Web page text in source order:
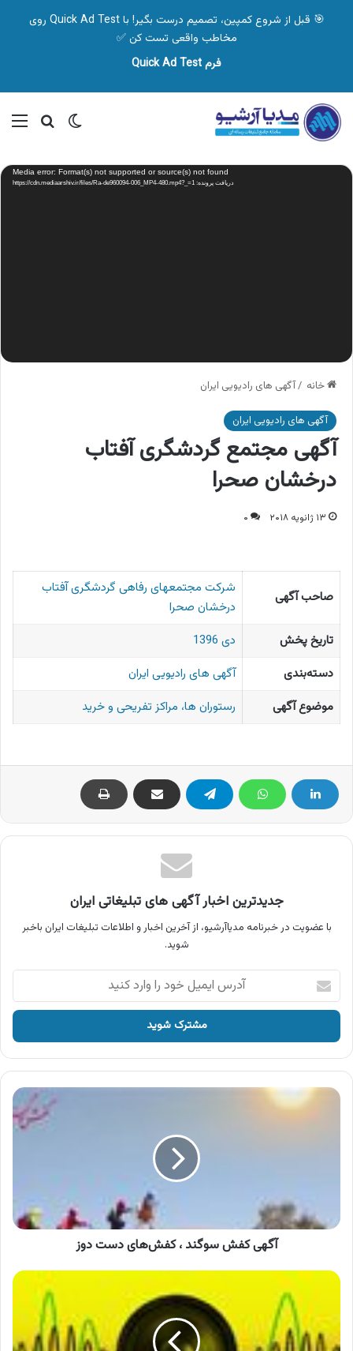
🎯 قبل از شروع کمپین، تصمیم درست بگیر! با Quick Ad Test روی
مخاطب واقعی تست کن ✅
فرم Quick Ad Test
تغییر پوسته
نمایشگر
ویدیو Media error: Format(s) not supported or source(s) not found
دریافت پرونده: https://cdn.mediaarshiv.ir/files/Ra-de960094-006_MP4-480.mp4?_=1
خانه /آگهی های رادیویی ایران
آگهی های رادیویی ایران
آگهی مجتمع گردشگری آفتاب
درخشان صحرا
۱۳ ژانویه ۲۰۱۸ ۰
صاحب آگهی
شرکت مجتمعهای رفاهی گردشگری آفتاب
درخشان صحرا
تاریخ پخش
دی 1396
دسته‌بندی
آگهی های رادیویی ایران
موضوع آگهی
رستوران ها، مراکز تفریحی و خرید
جدیدترین اخبار آگهی های تبلیغاتی ایران
با عضویت در خبرنامه مدیاآرشیو، از آخرین اخبار و اطلاعات تبلیغات ایران باخبر
شوید.
آدرس
ایمیل
خود
وارد
کنید
آگهی
آگهی کفش سوگند ، کفش‌های دست دوز
محصولات
وسایل